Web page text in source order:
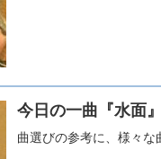
今日の一曲『水面』
曲選びの参考に、様々な